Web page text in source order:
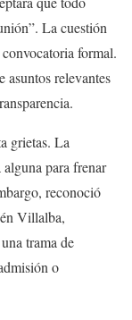
La cuestión
formal.
asuntos relevantes
grietas. La
para frenar
reconoció
Villalba,
trama de
o